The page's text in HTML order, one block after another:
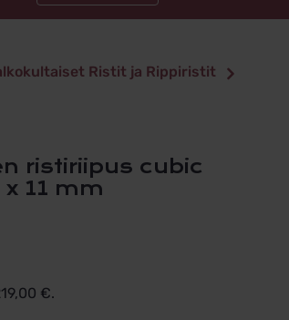
Ristit ja Rippiristit
11 mm
€.